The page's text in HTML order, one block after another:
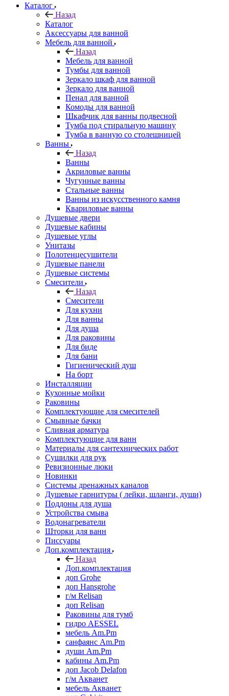
Каталог
Назад
Каталог
Аксессуары для ванной
Мебель для ванной
Назад
Мебель для ванной
Тумбы для ванной
Зеркало шкаф для ванной
Зеркало для ванной
Пенал для ванной
Комоды для ванной
Шкафчик для ванны подвесной
Тумба под стиральную машину
Тумба в ванную со столешницей
Ванны
Назад
Ванны
Акриловые ванны
Чугунные ванны
Стальные ванны
Ванны из искусственного камня
Квариловые ванны
Душевые двери
Душевые кабины
Душевые углы
Унитазы
Полотенцесушители
Душевые панели
Душевые системы
Смесители
Назад
Смесители
Для кухни
Для ванны
Для душа
Для раковины
Для биде
Для бани
Гигиенический душ
На борт
Инсталляции
Кухонные мойки
Раковины
Комплектующие для смесителей
Смывные бачки
Сливная арматура
Комплектующие для ванн
Материалы для сантехнических работ
Сушилки для рук
Ревизионные люки
Новинки
Системы дренажных каналов
Душевые гарнитуры ( лейки, шланги, души)
Поддоны для душа
Устройства смыва
Водонагреватели
Шторки для ванн
Писсуары
Доп.комплектация
Назад
Доп.комплектация
доп Grohe
доп Hansgrohe
г/м Relisan
доп Relisan
Раковины для тумб
гидро AESSEL
мебель Am.Pm
санфаянс Am.Pm
души Am.Pm
кабины Am.Pm
доп Jacob Delafon
г/м Акванет
мебель Акванет